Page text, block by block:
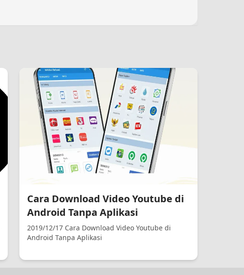
Cara Download Video Youtube di
Android Tanpa Aplikasi
2019/12/17 Cara Download Video Youtube di
Android Tanpa Aplikasi